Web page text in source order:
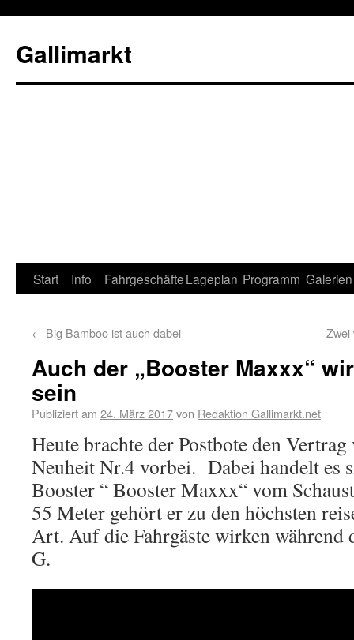
Gallimarkt
Start Info FahrgeschäfteLageplan Programm Galerien
← Big Bamboo ist auch dabei Zwei
Auch der „Booster Maxxx“
sein
Publiziert am 24. März 2017von Redaktion Gallimarkt.net
Heute brachte der Postbote den
Neuheit Nr.4 vorbei. Dabei handelt es
Booster “ Booster Maxxx“ vom
55 Meter gehört er zu den höchsten
Art. Auf die Fahrgäste wirken während
G.